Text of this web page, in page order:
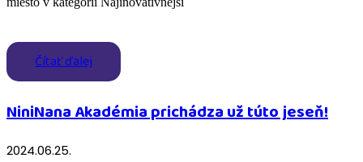
Čítať ďalej
NiniNana Akadémia prichádza už túto jeseň!
2024.06.25.